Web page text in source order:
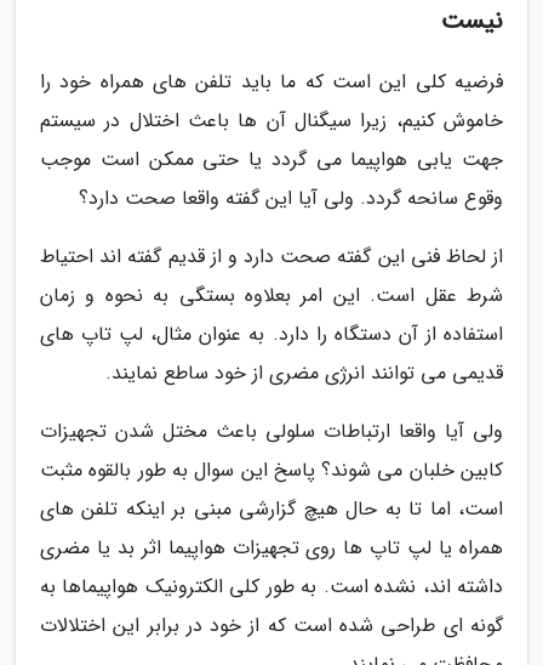
نیست
فرضیه کلی این است که ما باید تلفن های همراه خود را
خاموش کنیم، زیرا سیگنال آن ها باعث اختلال در سیستم
جهت یابی هواپیما می گردد یا حتی ممکن است موجب
وقوع سانحه گردد. ولی آیا این گفته واقعا صحت دارد؟
از لحاظ فنی این گفته صحت دارد و از قدیم گفته اند احتیاط
شرط عقل است. این امر بعلاوه بستگی به نحوه و زمان
استفاده از آن دستگاه را دارد. به عنوان مثال، لپ تاپ های
قدیمی می توانند انرژی مضری از خود ساطع نمایند.
ولی آیا واقعا ارتباطات سلولی باعث مختل شدن تجهیزات
کابین خلبان می شوند؟ پاسخ این سوال به طور بالقوه مثبت
است، اما تا به حال هیچ گزارشی مبنی بر اینکه تلفن های
همراه یا لپ تاپ ها روی تجهیزات هواپیما اثر بد یا مضری
داشته اند، نشده است. به طور کلی الکترونیک هواپیماها به
گونه ای طراحی شده است که از خود در برابر این اختلالات